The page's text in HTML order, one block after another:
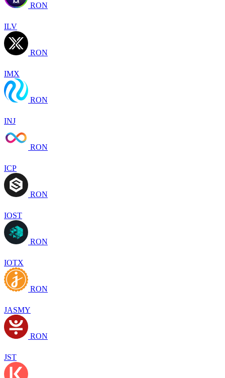
RON
ILV
RON
IMX
RON
INJ
RON
ICP
RON
IOST
RON
IOTX
RON
JASMY
RON
JST